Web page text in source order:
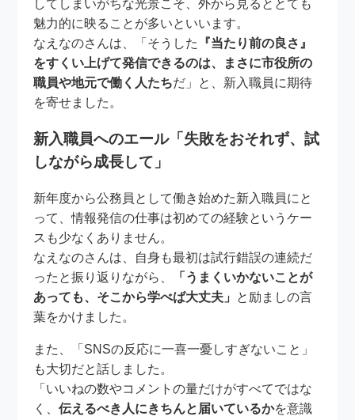
してしまいがちな光景こそ、外から見るととても
魅力的に映ることが多いといいます。
なえなのさんは、「そうした
『当たり前の良さ』
をすくい上げて発信できるのは、まさに市役所の
職員や地元で働く人たちだ」と、新入職員に期待
を寄せました。
新入職員へのエール「失敗をおそれず、試
しながら成長して」
新年度から公務員として働き始めた新入職員にと
って、情報発信の仕事は初めての経験というケー
スも少なくありません。
なえなのさんは、自身も最初は試行錯誤の連続だ
ったと振り返りながら、
「うまくいかないことが
あっても、そこから学べば大丈夫」 と励ましの言
葉をかけました。
また、「SNSの反応に一喜一憂しすぎないこと」
も大切だと話しました。
「いいねの数やコメントの量だけがすべてではな
く、伝えるべき人にきちんと届いているかを意識